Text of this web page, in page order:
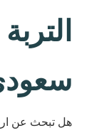
هل تبحث عن